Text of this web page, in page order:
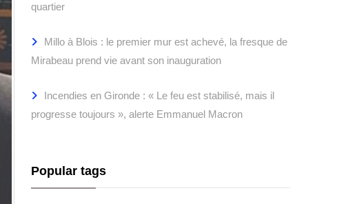
quartier
Millo à Blois : le premier mur est achevé, la fresque de
Mirabeau prend vie avant son inauguration
Incendies en Gironde : « Le feu est stabilisé, mais il
progresse toujours », alerte Emmanuel Macron
Popular tags